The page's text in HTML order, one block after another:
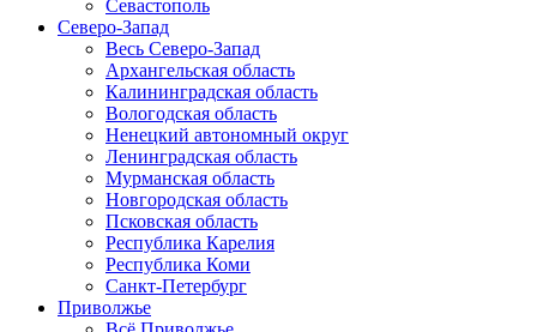
Севастополь
Северо-Запад
Весь Северо-Запад
Архангельская область
Калининградская область
Вологодская область
Ненецкий автономный округ
Ленинградская область
Мурманская область
Новгородская область
Псковская область
Республика Карелия
Республика Коми
Санкт-Петербург
Приволжье